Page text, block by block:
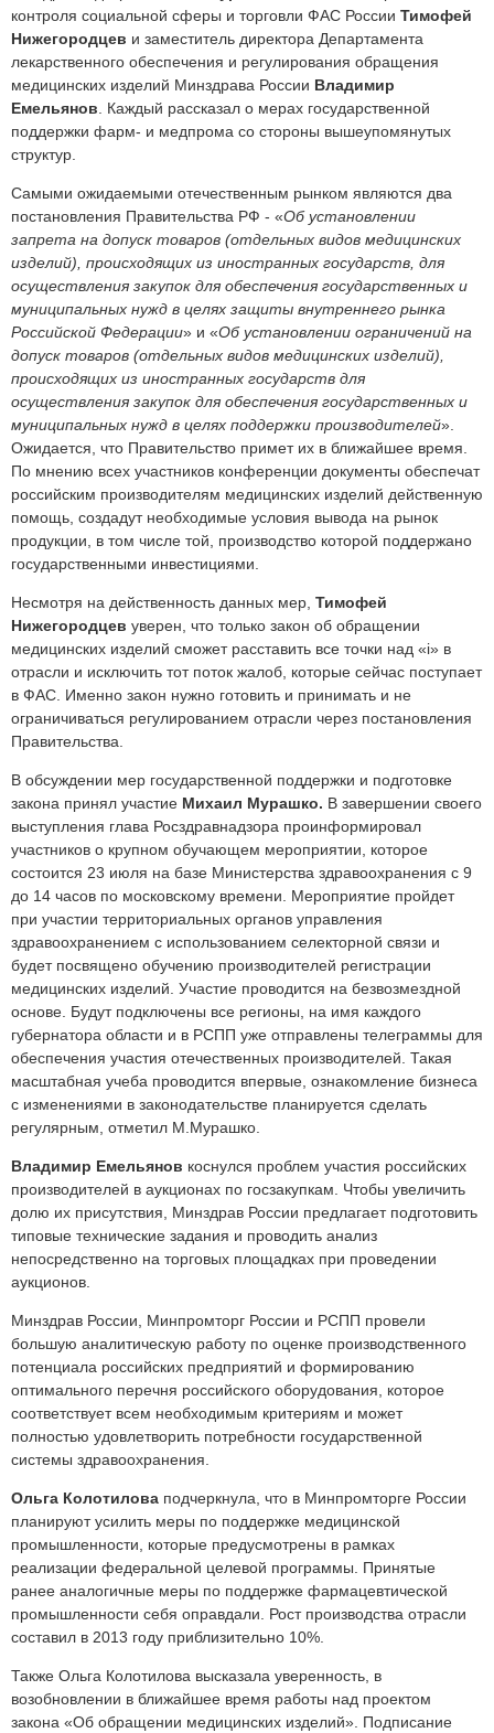
контроля социальной сферы и торговли ФАС России Тимофей
Нижегородцев и заместитель директора Департамента
лекарственного обеспечения и регулирования обращения
медицинских изделий Минздрава России Владимир
Емельянов . Каждый рассказал о мерах государственной
поддержки фарм- и медпрома со стороны вышеупомянутых
структур.
Самыми ожидаемыми отечественным рынком являются два
постановления Правительства РФ - «Об установлении
запрета на допуск товаров (отдельных видов медицинских
изделий), происходящих из иностранных государств, для
осуществления закупок для обеспечения государственных и
муниципальных нужд в целях защиты внутреннего рынка
Российской Федерации» и «Об установлении ограничений на
допуск товаров (отдельных видов медицинских изделий),
происходящих из иностранных государств для
осуществления закупок для обеспечения государственных и
муниципальных нужд в целях поддержки производителей».
Ожидается, что Правительство примет их в ближайшее время.
По мнению всех участников конференции документы обеспечат
российским производителям медицинских изделий действенную
помощь, создадут необходимые условия вывода на рынок
продукции, в том числе той, производство которой поддержано
государственными инвестициями.
Несмотря на действенность данных мер, Тимофей
Нижегородцев уверен, что только закон об обращении
медицинских изделий сможет расставить все точки над «i» в
отрасли и исключить тот поток жалоб, которые сейчас поступает
в ФАС. Именно закон нужно готовить и принимать и не
ограничиваться регулированием отрасли через постановления
Правительства.
В обсуждении мер государственной поддержки и подготовке
закона принял участие Михаил Мурашко. В завершении своего
выступления глава Росздравнадзора проинформировал
участников о крупном обучающем мероприятии, которое
состоится 23 июля на базе Министерства здравоохранения с 9
до 14 часов по московскому времени. Мероприятие пройдет
при участии территориальных органов управления
здравоохранением с использованием селекторной связи и
будет посвящено обучению производителей регистрации
медицинских изделий. Участие проводится на безвозмездной
основе. Будут подключены все регионы, на имя каждого
губернатора области и в РСПП уже отправлены телеграммы для
обеспечения участия отечественных производителей. Такая
масштабная учеба проводится впервые, ознакомление бизнеса
с изменениями в законодательстве планируется сделать
регулярным, отметил М.Мурашко.
Владимир Емельянов коснулся проблем участия российских
производителей в аукционах по госзакупкам. Чтобы увеличить
долю их присутствия, Минздрав России предлагает подготовить
типовые технические задания и проводить анализ
непосредственно на торговых площадках при проведении
аукционов.
Минздрав России, Минпромторг России и РСПП провели
большую аналитическую работу по оценке производственного
потенциала российских предприятий и формированию
оптимального перечня российского оборудования, которое
соответствует всем необходимым критериям и может
полностью удовлетворить потребности государственной
системы здравоохранения.
Ольга Колотилова подчеркнула, что в Минпромторге России
планируют усилить меры по поддержке медицинской
промышленности, которые предусмотрены в рамках
реализации федеральной целевой программы. Принятые
ранее аналогичные меры по поддержке фармацевтической
промышленности себя оправдали. Рост производства отрасли
составил в 2013 году приблизительно 10%.
Также Ольга Колотилова высказала уверенность, в
возобновлении в ближайшее время работы над проектом
закона «Об обращении медицинских изделий». Подписание